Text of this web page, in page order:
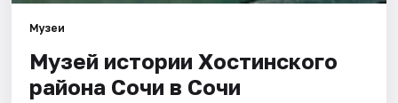
Музеи
Музей истории Хостинского
района Сочи в Сочи